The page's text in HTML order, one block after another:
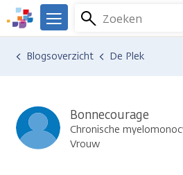
Overslaan
en
naar
We
er
Kanker.nl
Zoeken
Menu
Ervaringen van anderen
Blogsoverzicht De Plek
Bonnecourage
Chronische
Vrouw